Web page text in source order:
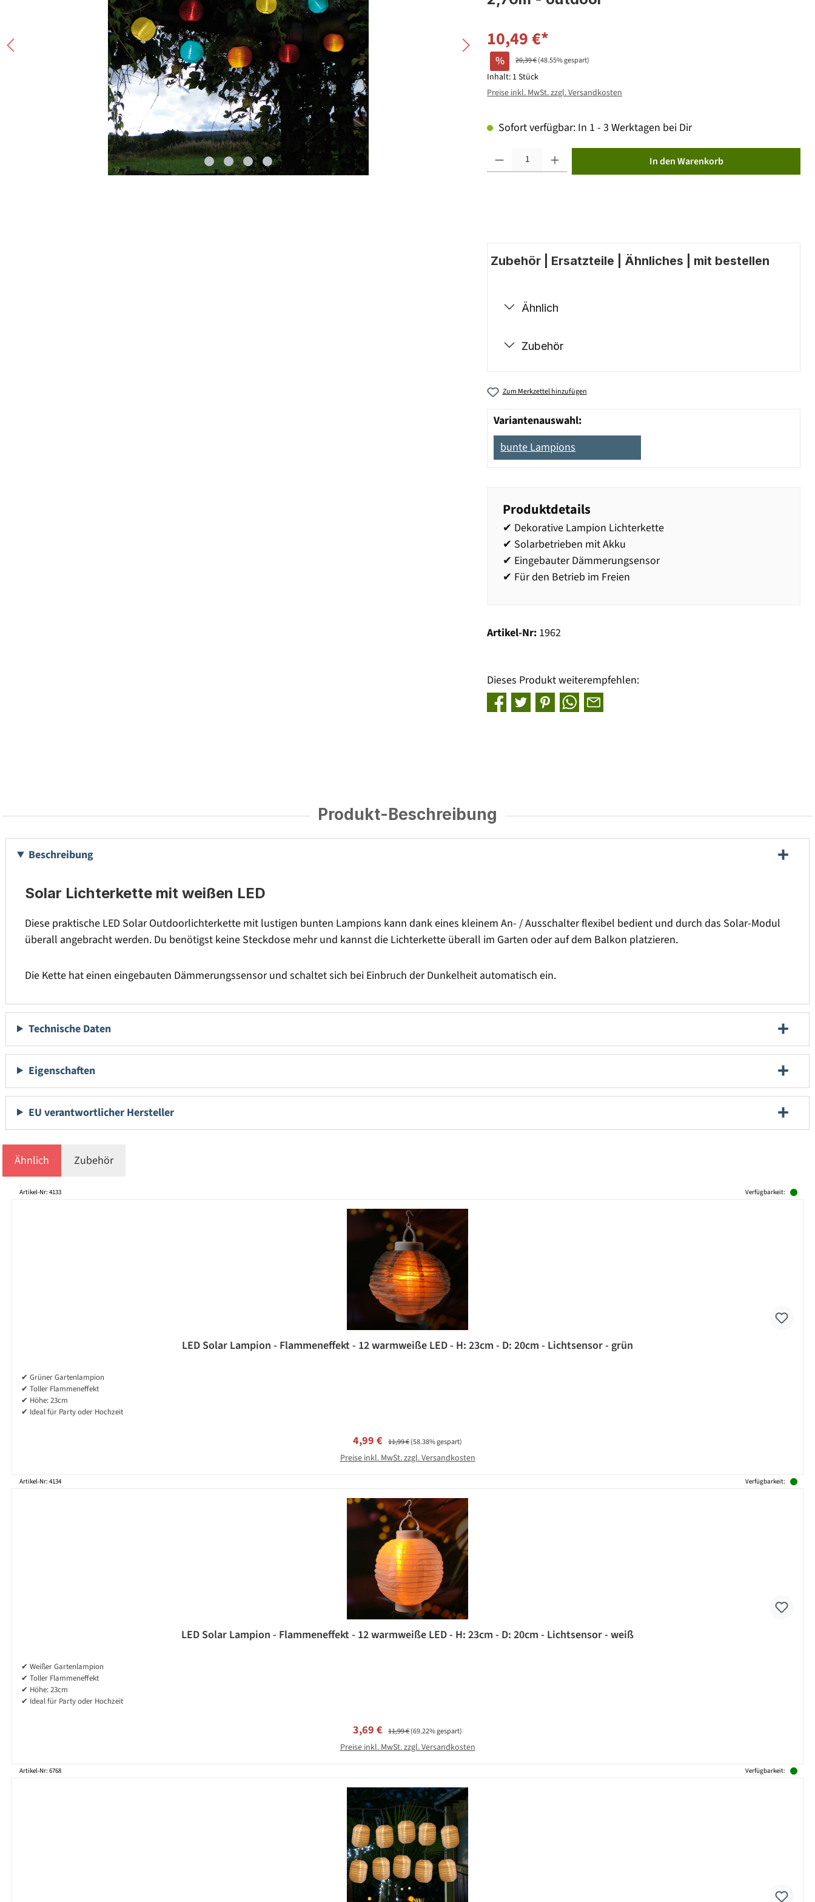
10,49 €*
% 20,39 €(48.55% gespart)
Inhalt: 1 Stück
Preise inkl. MwSt. zzgl. Versandkosten
Sofort verfügbar: In 1 - 3 Werktagen bei Dir
In den Warenkorb
Zubehör | Ersatzteile | Ähnliches | mit bestellen
Ähnlich
Zubehör
Zum Merkzettel hinzufügen
Variantenauswahl:
bunte Lampions
Produktdetails
✔ Dekorative Lampion Lichterkette
✔ Solarbetrieben mit Akku
✔ Eingebauter Dämmerungsensor
✔ Für den Betrieb im Freien
Artikel-Nr: 1962
Dieses Produkt weiterempfehlen:
Produkt-Beschreibung
Beschreibung
Solar Lichterkette mit weißen LED
Diese praktische LED Solar Outdoorlichterkette mit lustigen bunten Lampions kann dank eines kleinem An- / Ausschalter flexibel bedient und durch das Solar-Modul
überall angebracht werden. Du benötigst keine Steckdose mehr und kannst die Lichterkette überall im Garten oder auf dem Balkon platzieren.
Die Kette hat einen eingebauten Dämmerungssensor und schaltet sich bei Einbruch der Dunkelheit automatisch ein.
Technische Daten
Eigenschaften
EU verantwortlicher Hersteller
Ähnlich Zubehör
Produktgalerie überspringen
Artikel-Nr: 4133 Verfügbarkeit:
LED Solar Lampion - Flammeneffekt - 12 warmweiße LED - H: 23cm - D: 20cm - Lichtsensor - grün
✔ Grüner Gartenlampion
✔ Toller Flammeneffekt
✔ Höhe: 23cm
✔ Ideal für Party oder Hochzeit
Verkaufspreis:
4,99 € Regulärer Preis:
11,99 €(58.38% gespart)
Preise inkl. MwSt. zzgl. Versandkosten
Artikel-Nr: 4134 Verfügbarkeit:
LED Solar Lampion - Flammeneffekt - 12 warmweiße LED - H: 23cm - D: 20cm - Lichtsensor - weiß
✔ Weißer Gartenlampion
✔ Toller Flammeneffekt
✔ Höhe: 23cm
✔ Ideal für Party oder Hochzeit
Verkaufspreis:
3,69 € Regulärer Preis:
11,99 €(69.22% gespart)
Preise inkl. MwSt. zzgl. Versandkosten
Artikel-Nr: 6768 Verfügbarkeit: